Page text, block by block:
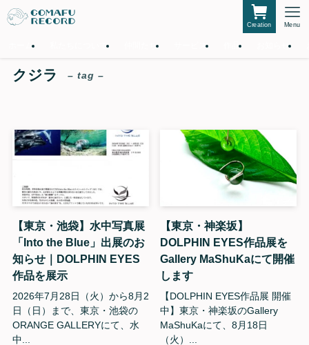
Creation Menu
ホーム 私たちについて 仲間たち サービス 作品 お知らせ
クジラ – tag –
【東京・池袋】水中写真展
「Into the Blue」出展のお
知らせ｜DOLPHIN EYES
作品を展示
2026年7月28日（火）から8月2
日（日）まで、東京・池袋の
ORANGE GALLERYにて、水
中...
【東京・神楽坂】
DOLPHIN EYES作品展を
Gallery MaShuKaにて開催
します
【DOLPHIN EYES作品展 開催
中】東京・神楽坂のGallery
MaShuKaにて、8月18日
（火）...